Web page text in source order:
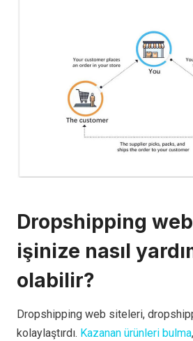
Dropshipping
işinize nasıl
olabilir?
Dropshipping web siteleri,
kolaylaştırdı. Kazanan ürünleri bulma